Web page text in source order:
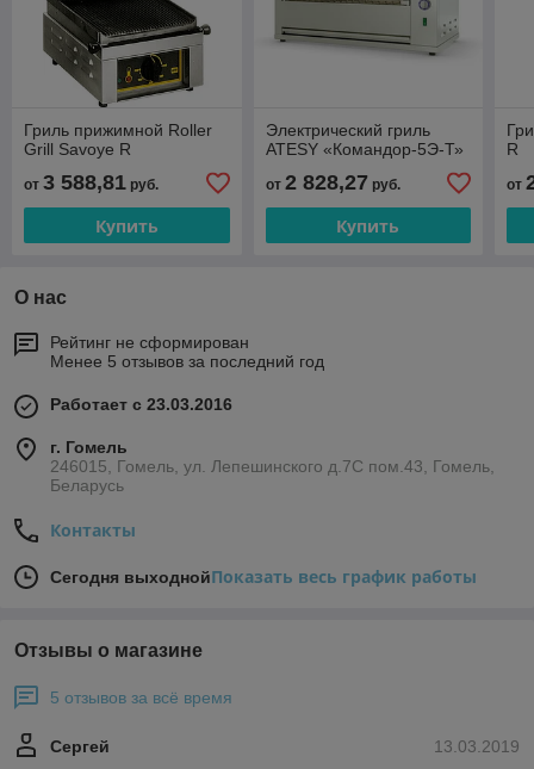
Гриль прижимной Roller
Grill Savoye R
от 3 588,81 руб.
Купить
Электрический гриль
ATESY «Командор-5Э-Т»
от 2 828,27 руб.
Купить
R
от
О нас
Рейтинг не сформирован
Менее 5 отзывов за последний год
Работает с 23.03.2016
г. Гомель
246015, Гомель, ул. Лепешинского д.7С пом.43, Гомель,
Беларусь
Контакты
Сегодня выходнойПоказать весь график работы
Отзывы о магазине
5 отзывов за всё время
13.03.2019
Сергей